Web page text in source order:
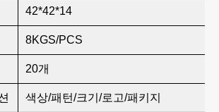
42*42*14
8KGS/PCS
20개
색상/패턴/크기/로고/패키지